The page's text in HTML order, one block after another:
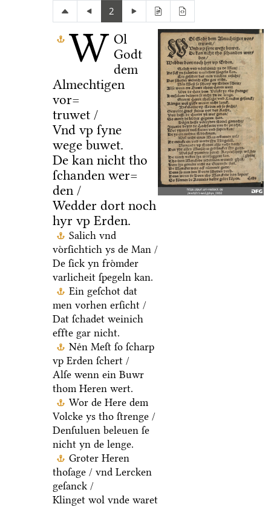
2
W Ol
Godt
dem
Almechtigen
vor=
truwet /
Vnd vp ſyne
wege buwet.
De kan nicht tho
ſchanden wer=
den /
Wedder dort noch
hyr vp Erden.
Salich vnd
voͤrſichtich ys de Man /
De ſick yn froͤmder
varlicheit ſpegeln kan.
Ein geſchot dat
men vorhen erſicht /
Dat ſchadet weinich
effte gar nicht.
Neͤn Meſt ſo ſcharp
vp Erden ſchert /
Alſe wenn ein Buwr
thom Heren wert.
Wor de Here dem
Volcke ys tho ſtrenge /
Denſuluen beleuen ſe
nicht yn de lenge.
Groter Heren
thoſage / vnd Lercken
geſanck /
Klinget wol vnde waret